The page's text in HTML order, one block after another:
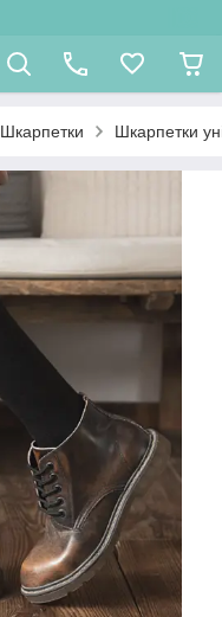
Шкарпетки Шкарпетки